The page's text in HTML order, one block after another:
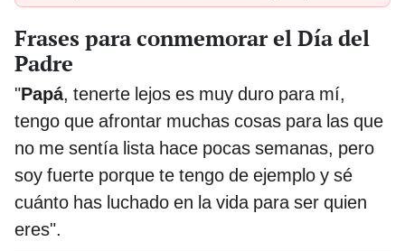
Frases para conmemorar el Día del
Padre
"Papá, tenerte lejos es muy duro para mí,
tengo que afrontar muchas cosas para las que
no me sentía lista hace pocas semanas, pero
soy fuerte porque te tengo de ejemplo y sé
cuánto has luchado en la vida para ser quien
eres".